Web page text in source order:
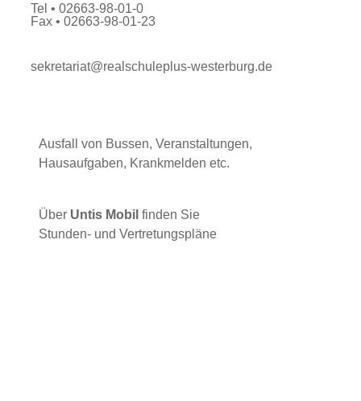
Tel • 02663-98-01-0
Fax • 02663-98-01-23
sekretariat@realschuleplus-westerburg.de
Ausfall von Bussen, Veranstaltungen,
Hausaufgaben, Krankmelden etc.
Über Untis Mobil finden Sie
Stunden- und Vertretungspläne